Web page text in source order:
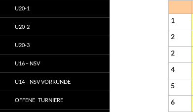
1
2
2
4
5
6
U20-1
U20-2
U20-3
U16 – NSV
U14 – NSV VORRUNDE
OFFENE TURNIERE